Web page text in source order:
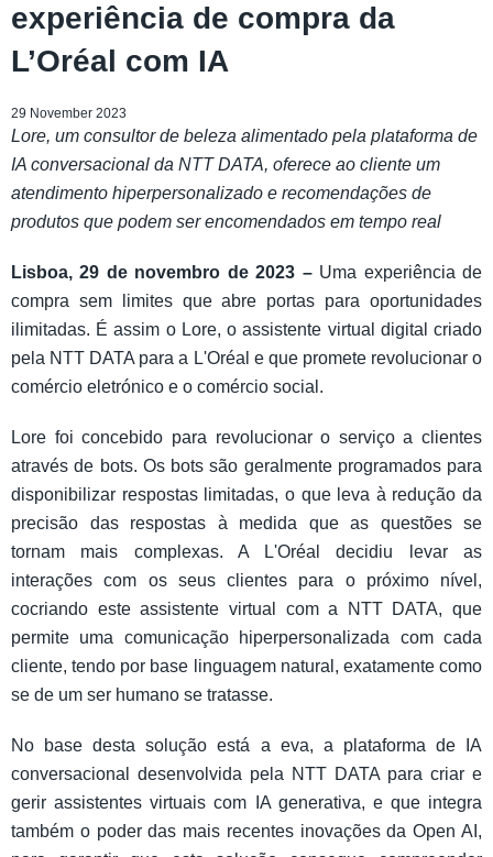
experiência de compra da
L’Oréal com IA
29 November 2023
Lore, um consultor de beleza alimentado pela plataforma de
IA conversacional da NTT DATA, oferece ao cliente um
atendimento hiperpersonalizado e recomendações de
produtos que podem ser encomendados em tempo real
Lisboa, 29 de novembro de 2023 –Uma experiência de
compra sem limites que abre portas para oportunidades
ilimitadas. É assim o Lore, o assistente virtual digital criado
pela NTT DATA para a L'Oréal e que promete revolucionar o
comércio eletrónico e o comércio social.
Lore foi concebido para revolucionar o serviço a clientes
através de bots. Os bots são geralmente programados para
disponibilizar respostas limitadas, o que leva à redução da
precisão das respostas à medida que as questões se
tornam mais complexas. A L'Oréal decidiu levar as
interações com os seus clientes para o próximo nível,
cocriando este assistente virtual com a NTT DATA, que
permite uma comunicação hiperpersonalizada com cada
cliente, tendo por base linguagem natural, exatamente como
se de um ser humano se tratasse.
No base desta solução está a eva, a plataforma de IA
conversacional desenvolvida pela NTT DATA para criar e
gerir assistentes virtuais com IA generativa, e que integra
também o poder das mais recentes inovações da Open AI,